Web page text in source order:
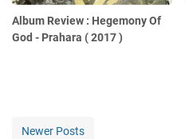
Album Review : Hegemony Of
God - Prahara ( 2017 )
Newer Posts